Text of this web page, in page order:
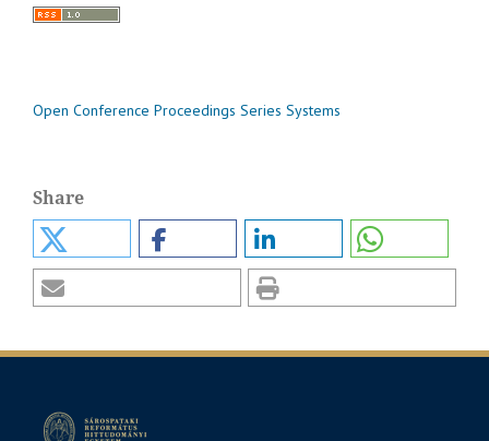
Open Conference Proceedings Series Systems
Share